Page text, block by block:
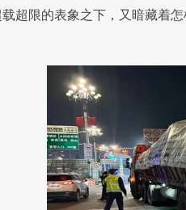
超限的表象之下，又暗藏着